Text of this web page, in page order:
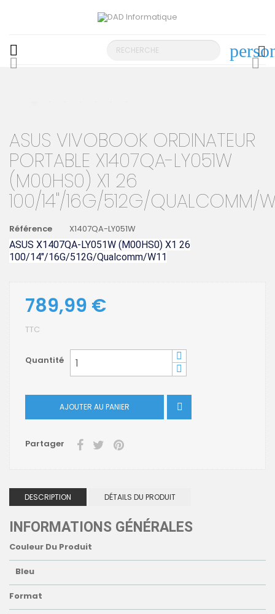

search
ASUS VIVOBOOK ORDINATEUR
PORTABLE X1407QA-LY051W
(M00HS0) X1 26
100/14"/16G/512G/QUALCOMM/
Référence
X1407QA-LY051W
ASUS X1407QA-LY051W (M00HS0) X1 26
100/14"/16G/512G/Qualcomm/W11
789,99 €
TTC
Quantité
AJOUTER AU PANIER 
Partager
DESCRIPTION DÉTAILS DU PRODUIT
INFORMATIONS GÉNÉRALES
Couleur Du Produit
Bleu
Format